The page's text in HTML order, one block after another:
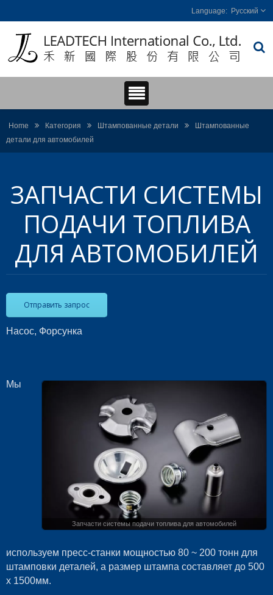
Русский
Home Категория Штампованные детали
Штампованные
детали для автомобилей
ЗАПЧАСТИ СИСТЕМЫ
ПОДАЧИ ТОПЛИВА
ДЛЯ АВТОМОБИЛЕЙ
Отправить запрос
Насос, Форсунка
Запчасти системы подачи топлива для автомобилей
Мы
используем пресс-станки мощностью 80 ~ 200 тонн для
штамповки деталей, а размер штампа составляет до 500
x 1500мм.